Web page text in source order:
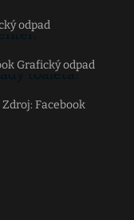
odpad
Grafický odpad
Zdroj: Facebook